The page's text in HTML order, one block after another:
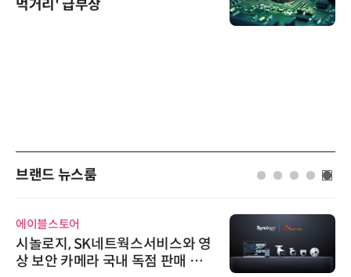
먹거리' 급부상
브랜드 뉴스룸
비쉐이
비쉐이, 모든 주요 리모컨 코드 지
원하는 TSOP15300 시리즈 IR 수